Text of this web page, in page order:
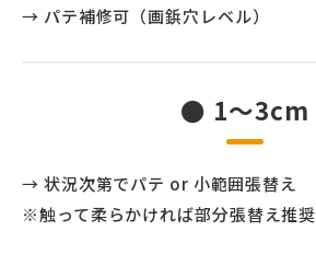
→ パテ補修可（画鋲穴レベル）
● 1〜3cm
→ 状況次第でパテ or 小範囲張替え
※触って柔らかければ部分張替え推奨